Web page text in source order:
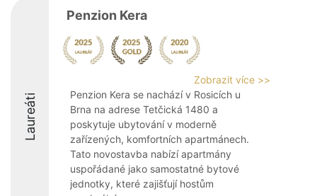
Laureáti
Penzion Kera
Zobrazit více >>
Penzion Kera se nachází v Rosicích u
Brna na adrese Tetčická 1480 a
poskytuje ubytování v moderně
zařízených, komfortních apartmánech.
Tato novostavba nabízí apartmány
uspořádané jako samostatné bytové
jednotky, které zajišťují hostům